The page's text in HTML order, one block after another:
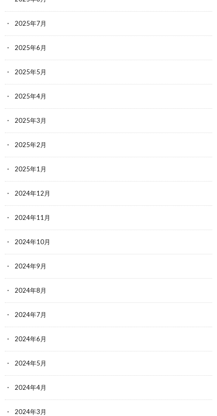
2025年7月
2025年6月
2025年5月
2025年4月
2025年3月
2025年2月
2025年1月
2024年12月
2024年11月
2024年10月
2024年9月
2024年8月
2024年7月
2024年6月
2024年5月
2024年4月
2024年3月